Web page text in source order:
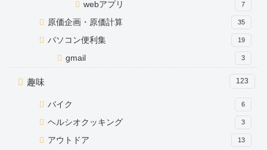
webアプリ 7
原価企画・原価計算 35
パソコン便利集 19
gmail 3
趣味 123
バイク 6
ヘルシオクッキング 3
アウトドア 13